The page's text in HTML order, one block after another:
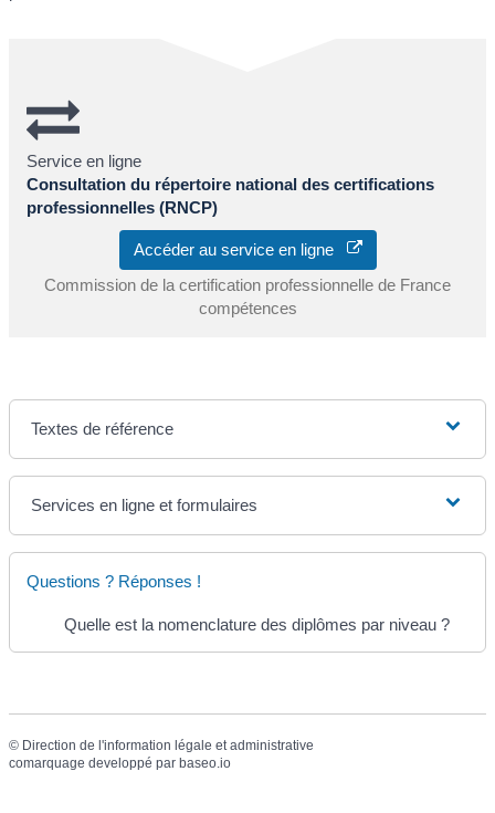
Service en ligne
Consultation du répertoire national des certifications
professionnelles (RNCP)
Accéder au service en ligne
Commission de la certification professionnelle de France
compétences
Textes de référence
Services en ligne et formulaires
Questions ? Réponses !
Quelle est la nomenclature des diplômes par niveau ?
© Direction de l'information légale et administrative
comarquage developpé par baseo.io